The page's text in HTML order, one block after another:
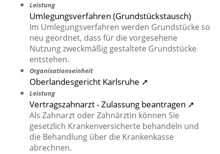
Leistung
Umlegungsverfahren (Grundstückstausch)
Im Umlegungsverfahren werden Grundstücke so
neu geordnet, dass für die vorgesehene
Nutzung zweckmäßig gestaltete Grundstücke
entstehen.
Organisationseinheit
Oberlandesgericht Karlsruhe ➚
Leistung
Vertragszahnarzt - Zulassung beantragen ➚
Als Zahnarzt oder Zahnärztin können Sie
gesetzlich Krankenversicherte behandeln und
die Behandlung über die Krankenkasse
abrechnen.